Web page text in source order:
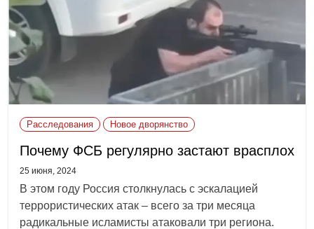
Расследования Новое дворянство
Почему ФСБ регулярно застают врасплох
25 июня, 2024
В этом году Россия столкнулась с эскалацией
террористических атак – всего за три месяца
радикальные исламисты атаковали три региона.